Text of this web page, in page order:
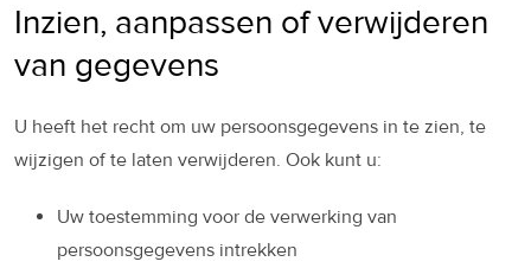
Inzien, aanpassen of verwijderen
van gegevens
U heeft het recht om uw persoonsgegevens in te zien, te
wijzigen of te laten verwijderen. Ook kunt u:
Uw toestemming voor de verwerking van
persoonsgegevens intrekken